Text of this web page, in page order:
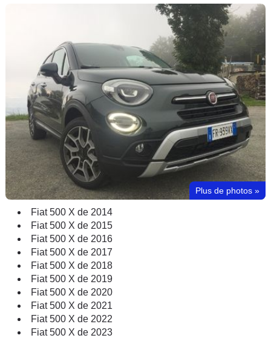
Plus de photos »
Fiat 500 X de 2014
Fiat 500 X de 2015
Fiat 500 X de 2016
Fiat 500 X de 2017
Fiat 500 X de 2018
Fiat 500 X de 2019
Fiat 500 X de 2020
Fiat 500 X de 2021
Fiat 500 X de 2022
Fiat 500 X de 2023